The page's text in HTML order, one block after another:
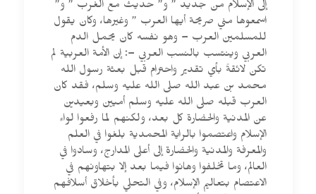
إلى الإسلام من جديد ” و” حديث مع الغرب ” و”
اسمعوها مني صريحة أيها العرب ” وغيرها، وكان يقول
للمسلمين العرب – وهو نفسه كان يحمل الدم
العربي وينتسب بالنسب العربي –: إن الأمة العربية لم
تكن لائقةً بأي تقدير واحترام قبل بعثة رسول الله
محمد بن عبد الله صلى الله عليه وسلم، فقد كان
العرب قبله صلى الله عليه وسلم أميين وبعيدين
عن المدنية والحضارة كل بعد، ولكنهم لما رفعوا لواء
الإسلام واعتصموا بالراية المحمدية بلغوا في العلم
والمعرفة والمدنية والحضارة إلى أعلى المدارج، وسادوا في
العالم، وما تخلفوا وهانوا فيما بعد إلا بتهاونهم في
الاعتصام بتعاليم الإسلام، وفي التحلي بأخلاق أسلافهم